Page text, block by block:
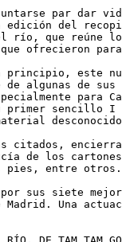
par dar
edición del
río, que reúne
ofrecieron
principio, este
de algunas de
para
primer sencillo I
citados, encierra
de los
pies, entre otros.
por sus siete
Una